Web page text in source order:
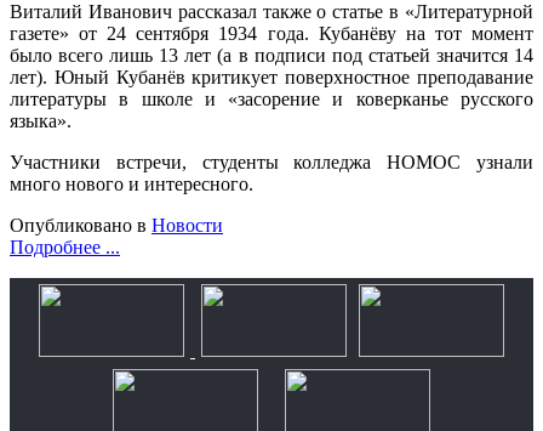
Виталий Иванович рассказал также о статье в «Литературной
газете» от 24 сентября 1934 года. Кубанёву на тот момент
было всего лишь 13 лет (а в подписи под статьей значится 14
лет). Юный Кубанёв критикует поверхностное преподавание
литературы в школе и «засорение и коверканье русского
языка».
Участники встречи, студенты колледжа НОМОС узнали
много нового и интересного.
Опубликовано в Новости
Подробнее ...